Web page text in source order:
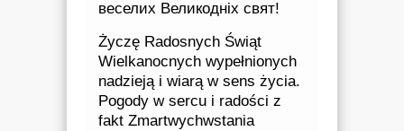
веселих Великодніх свят!
Życzę Radosnych Świąt
Wielkanocnych wypełnionych
nadzieją i wiarą w sens życia.
Pogody w sercu i radości z
fakt Zmartwychwstania